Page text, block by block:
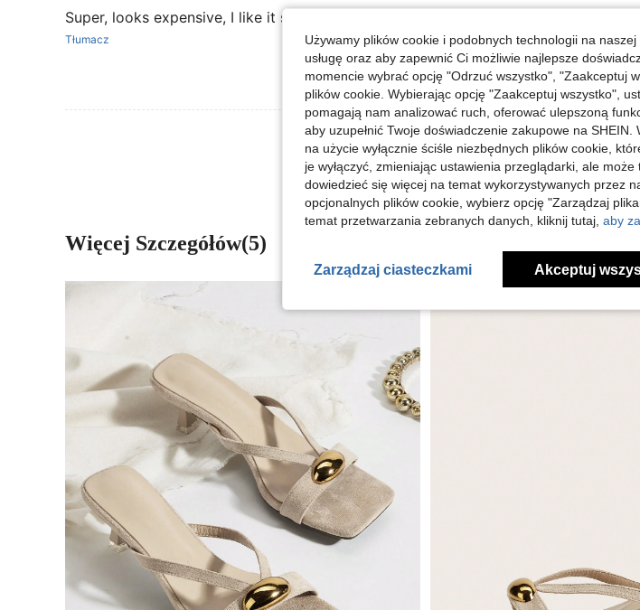
Super, looks expensive, I like it so much! Fast delivery! I recommend!!!
Tłumacz
Zobacz Więcej Opinii
Więcej Szczegółów(5)
Używamy plików cookie i podobnych technologii na
usługę oraz aby zapewnić Ci możliwie najlepsze
momencie wybrać opcję "Odrzuć wszystko", "Zaakceptuj
plików cookie. Wybierając opcję "Zaakceptuj wszystko",
pomagają nam analizować ruch, oferować ulepszoną
aby uzupełnić Twoje doświadczenie zakupowe na
na użycie wyłącznie ściśle niezbędnych plików cookie,
je wyłączyć, zmieniając ustawienia przeglądarki, ale
dowiedzieć się więcej na temat wykorzystywanych przez
opcjonalnych plików cookie, wybierz opcję "Zarządzaj
temat przetwarzania zebranych danych, kliknij tutaj, aby
Zarządzaj ciasteczkami Akceptuj